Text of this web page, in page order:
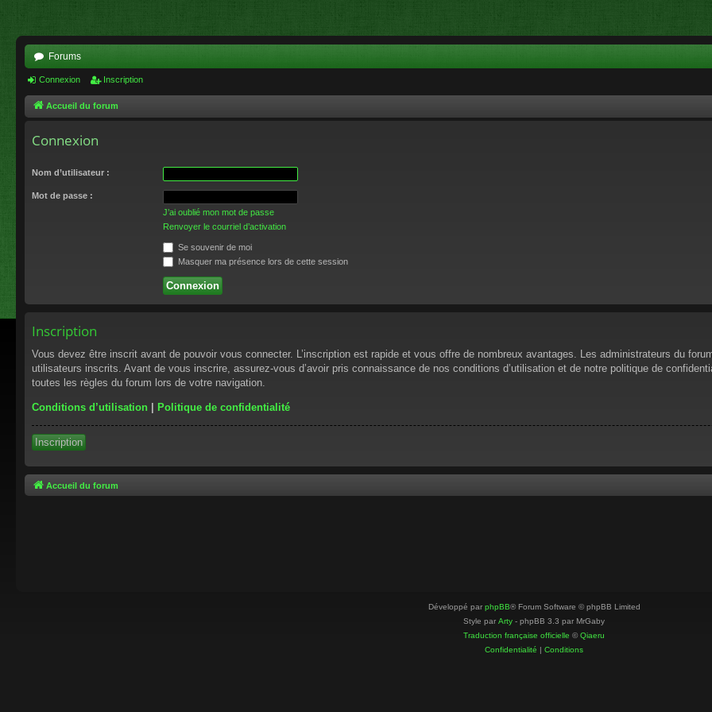
Forums
Connexion Inscription
Accueil du forum
Connexion
Nom d’utilisateur :
Mot de passe :
J’ai oublié mon mot de passe
Renvoyer le courriel d’activation
Se souvenir de moi
Masquer ma présence lors de cette session
Inscription
Vous devez être inscrit avant de pouvoir vous connecter. L’inscription est rapide et vous offre de nombreux avantages. Les administrateurs du
utilisateurs inscrits. Avant de vous inscrire, assurez-vous d’avoir pris connaissance de nos conditions d’utilisation et de notre politique de
toutes les règles du forum lors de votre navigation.
Conditions d’utilisation | Politique de confidentialité
Inscription
Accueil du forum
Développé par phpBB® Forum Software © phpBB Limited
Style par Arty - phpBB 3.3 par MrGaby
Traduction française officielle ©Qiaeru
Confidentialité | Conditions